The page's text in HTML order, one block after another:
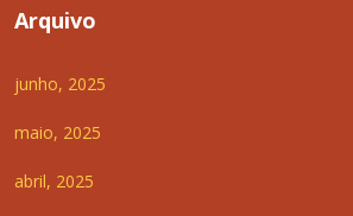
Arquivo
junho, 2025
maio, 2025
abril, 2025